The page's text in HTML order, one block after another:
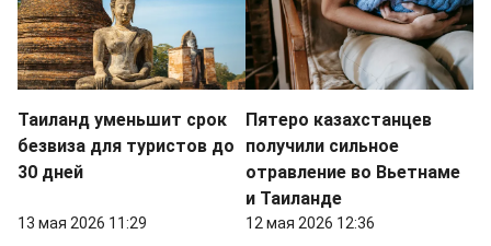
Таиланд уменьшит срок
безвиза для туристов до
30 дней
13 мая 2026 11:29
Пятеро казахстанцев
получили сильное
отравление во Вьетнаме
и Таиланде
12 мая 2026 12:36